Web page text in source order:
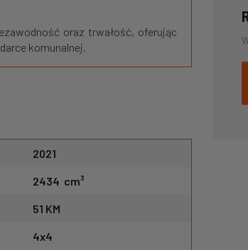
oraz trwałość, oferując
komunalnej.
2021
2434 cm³
51 KM
4x4